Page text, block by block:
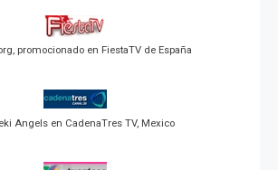
promocionado en FiestaTV de España
Angels en CadenaTres TV, Mexico